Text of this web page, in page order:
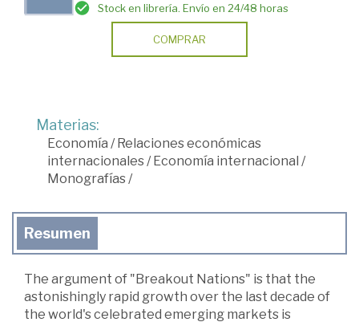
Stock en librería. Envío en 24/48 horas
COMPRAR
Materias:
Economía /Relaciones económicas
internacionales /Economía internacional /
Monografías /
Resumen
The argument of "Breakout Nations" is that the
astonishingly rapid growth over the last decade of
the world's celebrated emerging markets is